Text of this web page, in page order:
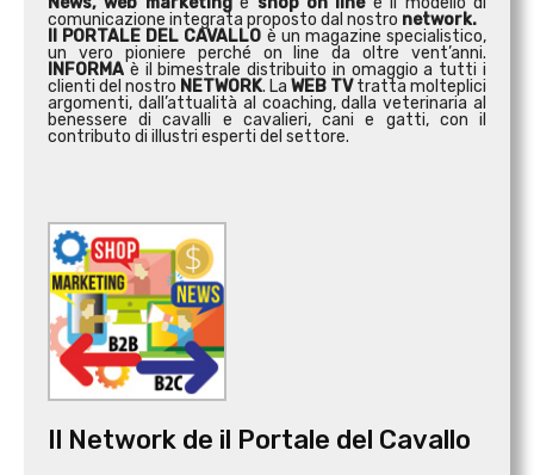
comunicazione integrata proposto dal nostro network.
Il PORTALE DEL CAVALLO è un magazine specialistico,
un vero pioniere perché on line da oltre vent’anni.
INFORMA è il bimestrale distribuito in omaggio a tutti i
clienti del nostro NETWORK. La WEB TVtratta molteplici
argomenti, dall’attualità al coaching, dalla veterinaria al
benessere di cavalli e cavalieri, cani e gatti, con il
contributo di illustri esperti del settore.
Il Network de il Portale del Cavallo